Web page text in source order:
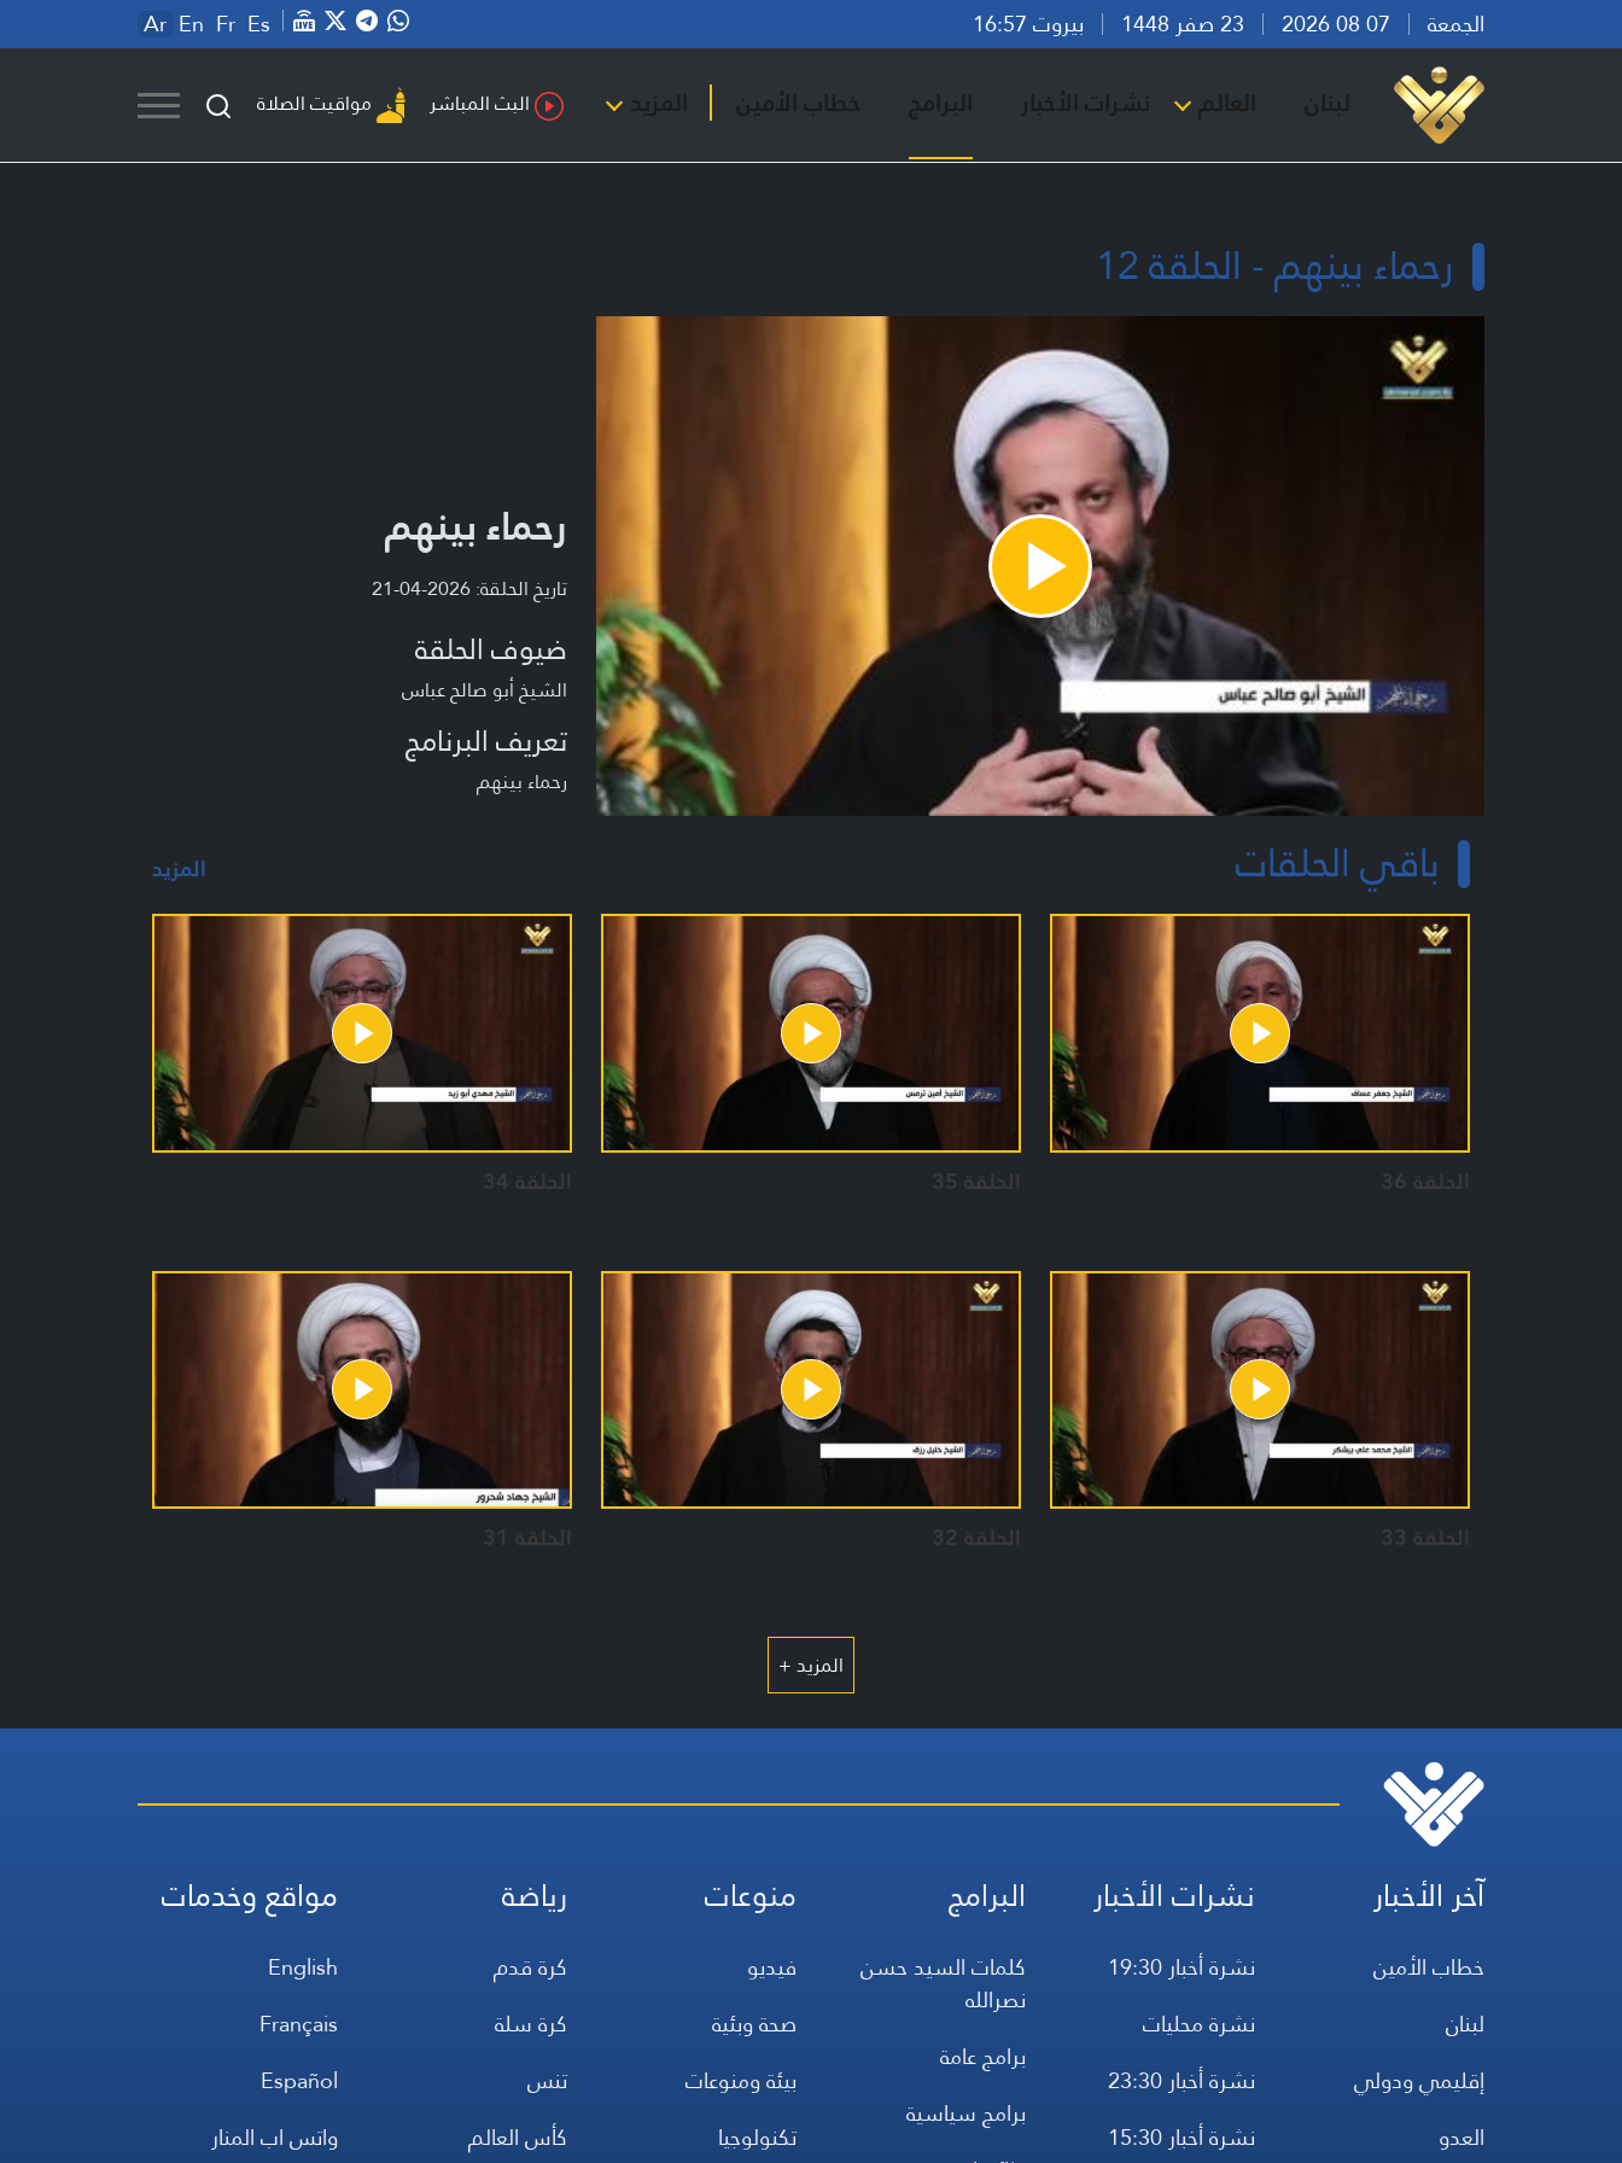
الجمعة بيروت 16:57 Ar En Fr Es
لبنان العالم نشرات الأخبار البرامج خطاب الأمين المزيد البث المباشر مواقيت الصلاة
رحماء بينهم - الحلقة 12
Play
Video
رحماء بينهم
تاريخ الحلقة: 2026-04-21
ضيوف الحلقة
الشيخ أبو صالح عباس
تعريف البرنامج
رحماء بينهم
باقي الحلقات المزيد
الحلقة 36 الحلقة 35 الحلقة 34
الحلقة 33 الحلقة 32 الحلقة 31
المزيد +
آخر الأخبار
خطاب الأمين
لبنان
إقليمي ودولي
العدو
نشرات الأخبار
نشرة أخبار 19:30
نشرة محليات
نشرة أخبار 23:30
نشرة أخبار 15:30
البرامج
كلمات السيد حسن
نصرالله
برامج عامة
برامج سياسية
منوعات
فيديو
صحة وبئية
بيئة ومنوعات
تكنولوجيا
رياضة
كرة قدم
كرة سلة
تنس
كأس العالم
مواقع وخدمات
English
Français
Español
واتس اب المنار